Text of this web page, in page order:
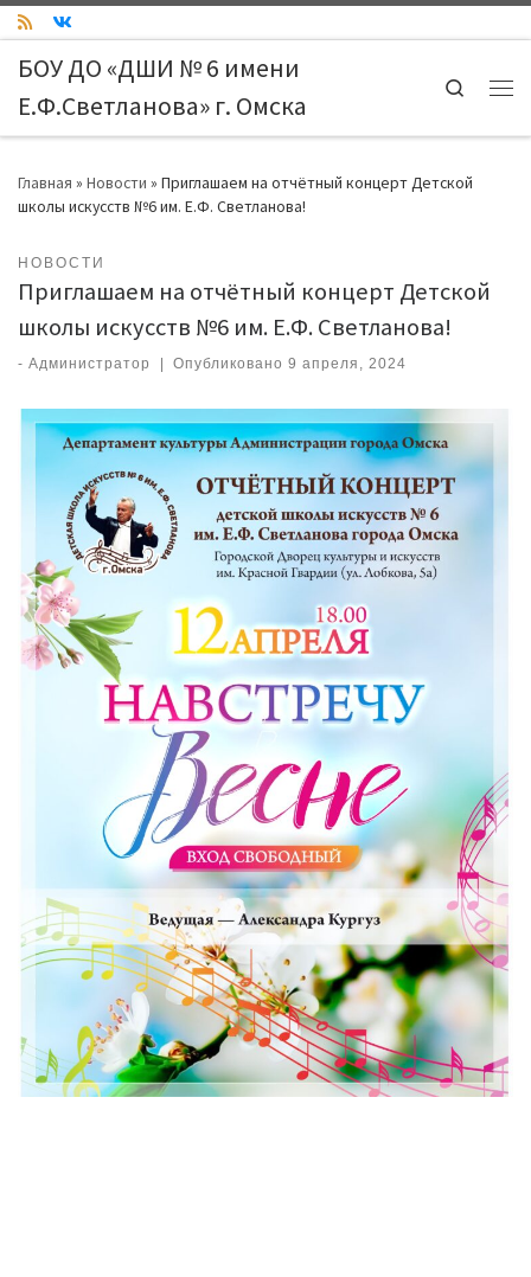
Skip to content
БОУ ДО «ДШИ № 6 имени
Е.Ф.Светланова» г. Омска
Search
Главная » Новости » Приглашаем на отчётный концерт Детской
школы искусств №6 им. Е.Ф. Светланова!
НОВОСТИ
Приглашаем на отчётный концерт Детской
школы искусств №6 им. Е.Ф. Светланова!
- Администратор | Опубликовано9 апреля, 2024